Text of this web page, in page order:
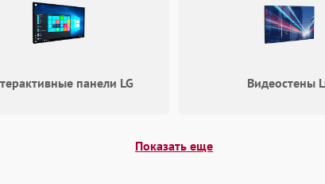
панели LG Видеостены
Показать еще